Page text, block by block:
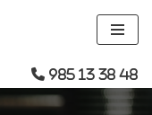
985 13 38 48